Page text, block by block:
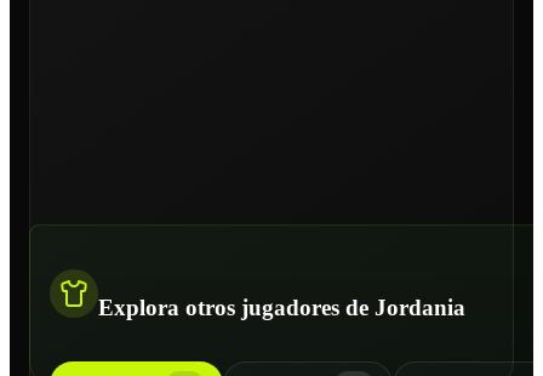
Explora otros jugadores de Jordania